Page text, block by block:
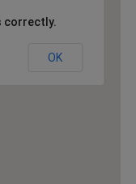
correctly.
OK